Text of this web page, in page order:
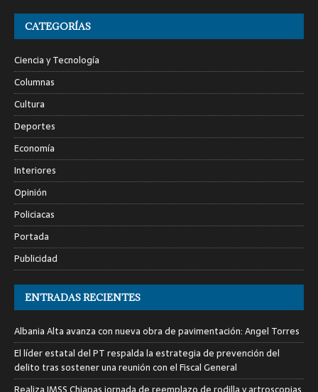
CATEGORÍAS
Ciencia y Tecnología
Columnas
Cultura
Deportes
Economía
Interiores
Opinión
Policiacas
Portada
Publicidad
ENTRADAS RECIENTES
Albania Alta avanza con nueva obra de pavimentación: Angel Torres
El líder estatal del PT respalda la estrategia de prevención del
delito tras sostener una reunión con el Fiscal General